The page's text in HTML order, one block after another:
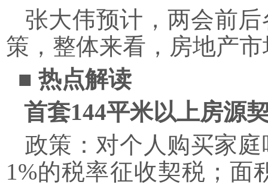
张大伟预计，两会前
策，整体来看，房地产
■ 热点解读
首套144平米以上房源
政策：对个人购买家庭
1%的税率征收契税；面